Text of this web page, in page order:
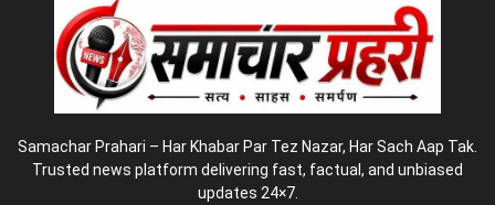
Samachar Prahari – Har Khabar Par Tez Nazar, Har Sach Aap Tak.
Trusted news platform delivering fast, factual, and unbiased
updates 24×7.